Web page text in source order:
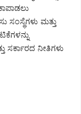
ಸಂಸ್ಥೆಗಳು ಮತ್ತು
ಸರ್ಕಾರದ ನೀತಿಗಳು